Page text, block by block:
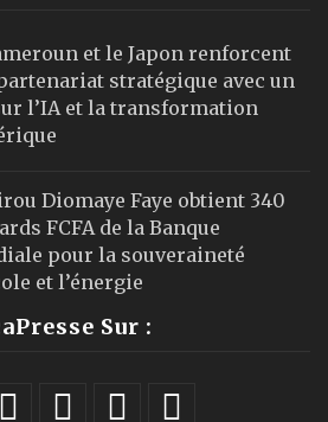
et le Japon renforcent
stratégique avec un
l’IA et la transformation
Diomaye Faye obtient 340
FCFA de la Banque
pour la souveraineté
et l’énergie
Sur :